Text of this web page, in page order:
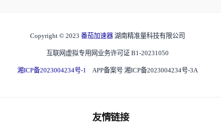
Copyright © 2023 番茄加速器 湖南精准量科技有限公司
互联网虚拟专用网业务许可证 B1-20231050
湘ICP备2023004234号-1 APP备案号 湘ICP备2023004234号-3A
友情链接